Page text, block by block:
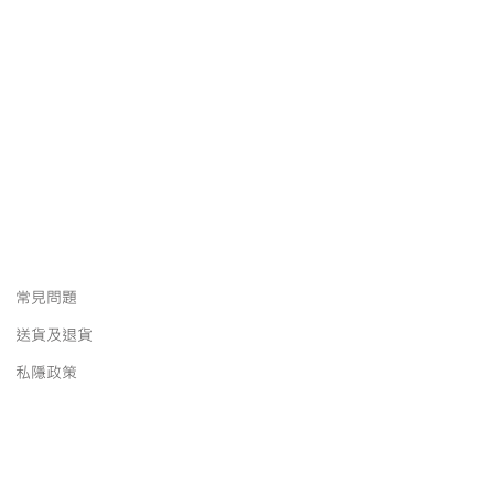
常見問題
送貨及退貨
私隱政策